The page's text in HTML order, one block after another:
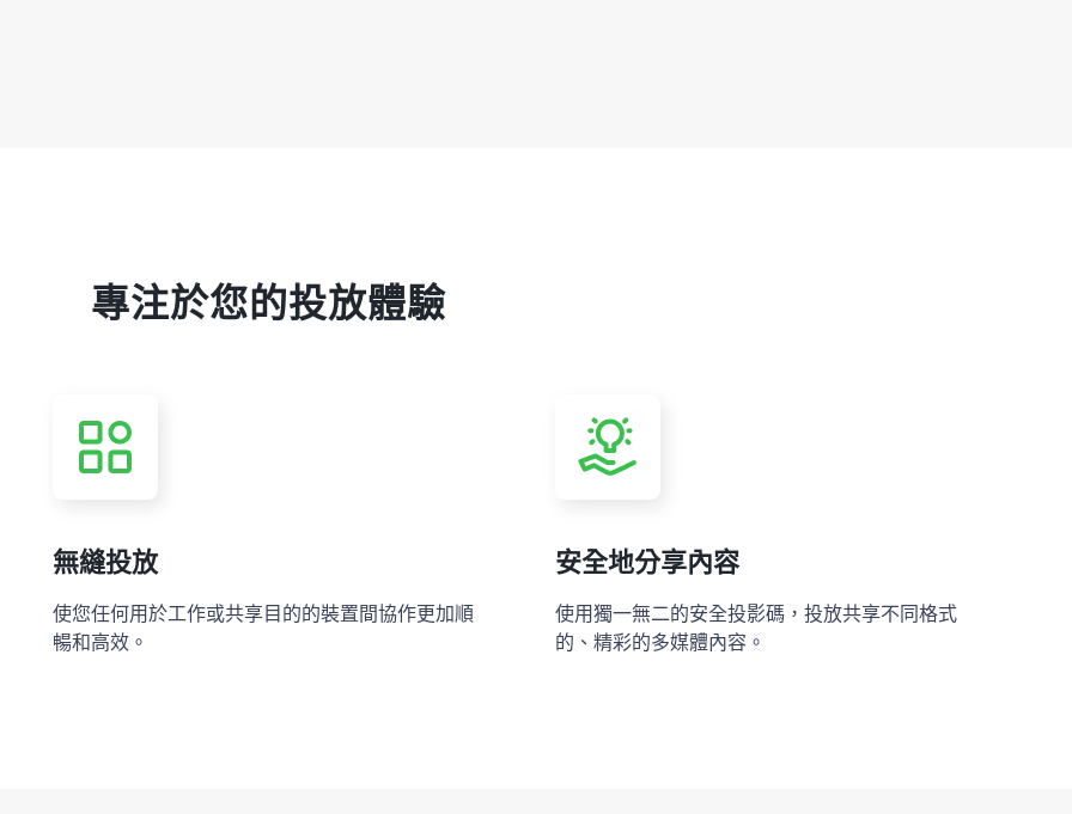
專注於您的投放體驗
無縫投放
使您任何用於工作或共享目的的裝置間協作更加順
暢和高效。
安全地分享內容
使用獨一無二的安全投影碼，投放共享不同格式
的、精彩的多媒體內容。